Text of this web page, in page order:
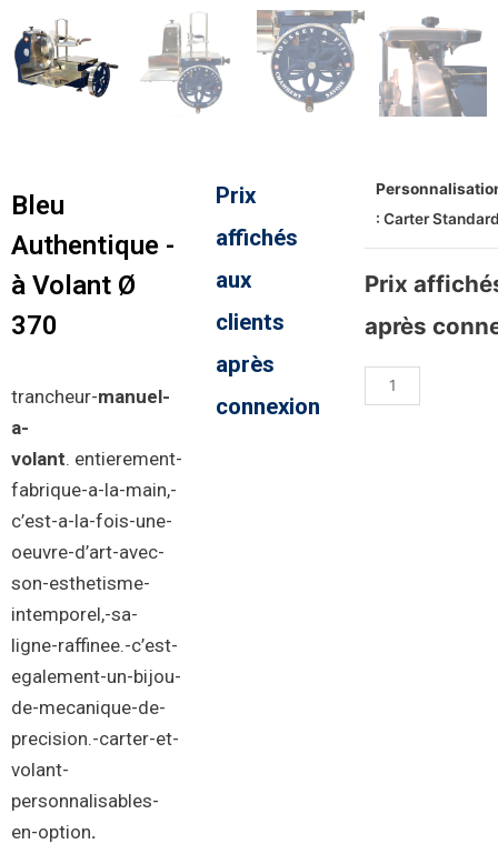
Bleu
Authentique -
à Volant Ø
370
trancheur-manuel-
a-
volant. entierement-
fabrique-a-la-main,-
c’est-a-la-fois-une-
oeuvre-d’art-avec-
son-esthetisme-
intemporel,-sa-
ligne-raffinee.-c’est-
egalement-un-bijou-
de-mecanique-de-
precision.-carter-et-
volant-
personnalisables-
en-option.
Prix
affichés
aux
clients
après
connexion
: Carter
Prix
après